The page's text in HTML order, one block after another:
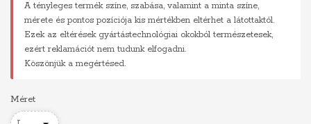
A tényleges termék színe, szabása, valamint a minta színe,
mérete és pontos pozíciója kis mértékben eltérhet a látottaktól.
Ezek az eltérések gyártástechnológiai okokból természetesek,
ezért reklamációt nem tudunk elfogadni.
Köszönjük a megértésed.
Méret